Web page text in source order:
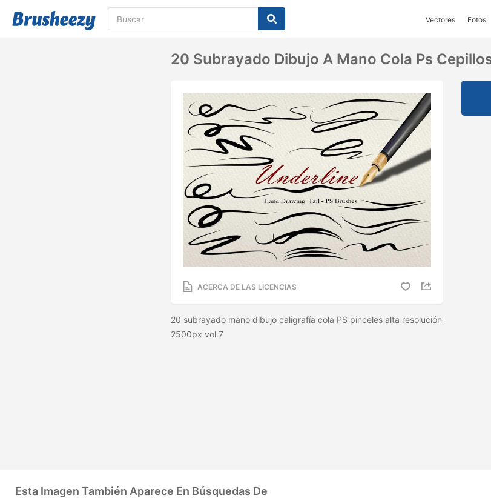
Vectores Fotos
20 Subrayado Dibujo A Mano Cola Ps
ACERCA DE LAS LICENCIAS
20 subrayado mano dibujo caligrafía cola PS pinceles alta resolución
2500px vol.7
Esta Imagen También Aparece En Búsquedas De